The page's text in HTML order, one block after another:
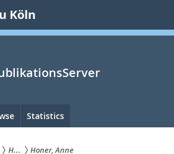
Köln
Statistics
H... Honer, Anne